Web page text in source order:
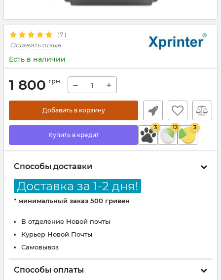
( 7 )
Оставить отзыв
Есть в наличии
1 800 грн − +
Добавить в корзину
Купить в кредит
3 12 3
Способы доставки
Доставка за 1-2 дня!
* минимальный заказ 500 гривен
В отделение Новой почты
Курьер Новой Почты
Самовывоз
Способы оплаты